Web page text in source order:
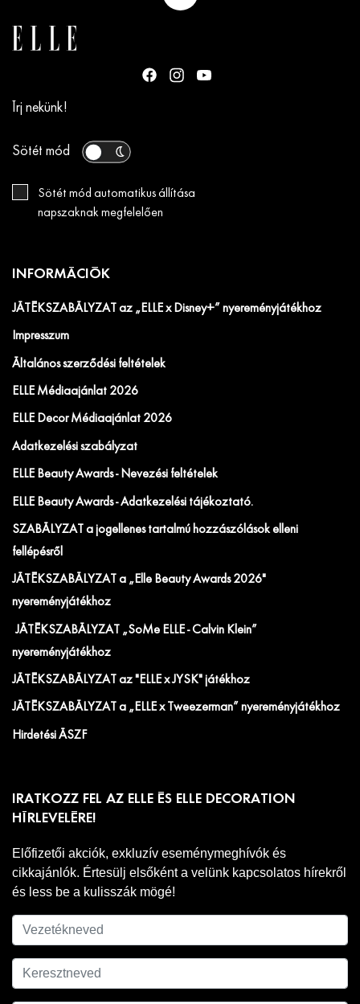
Írj nekünk!
Sötét mód
Sötét mód automatikus állítása
napszaknak megfelelően
INFORMÁCIÓK
JÁTÉKSZABÁLYZAT az „ELLE x Disney+” nyereményjátékhoz
Impresszum
Általános szerződési feltételek
ELLE Médiaajánlat 2026
ELLE Decor Médiaajánlat 2026
Adatkezelési szabályzat
ELLE Beauty Awards - Nevezési feltételek
ELLE Beauty Awards - Adatkezelési tájékoztató.
SZABÁLYZAT a jogellenes tartalmú hozzászólások elleni
fellépésről
JÁTÉKSZABÁLYZAT a „Elle Beauty Awards 2026"
nyereményjátékhoz
JÁTÉKSZABÁLYZAT „SoMe ELLE - Calvin Klein”
nyereményjátékhoz
JÁTÉKSZABÁLYZAT az "ELLE x JYSK" játékhoz
JÁTÉKSZABÁLYZAT a „ELLE x Tweezerman” nyereményjátékhoz
Hirdetési ÁSZF
IRATKOZZ FEL AZ ELLE ÉS ELLE DECORATION
HÍRLEVELÉRE!
Előfizetői akciók, exkluzív eseménymeghívók és
cikkajánlók. Értesülj elsőként a velünk kapcsolatos hírekről
és less be a kulisszák mögé!